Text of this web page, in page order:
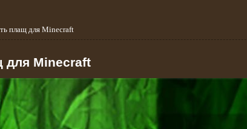
плащ для Minecraft
для Minecraft